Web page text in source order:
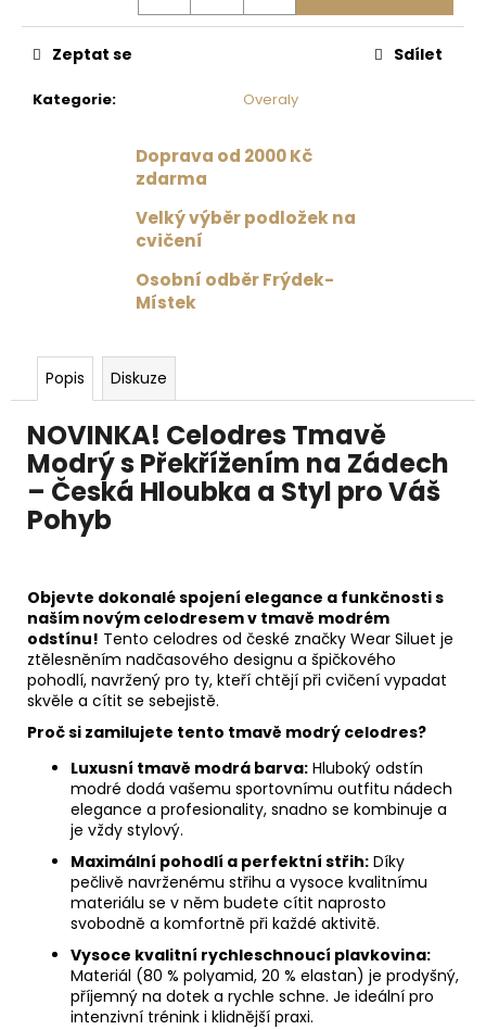
Kategorie: Overaly
Zeptat se Sdílet
Doprava od 2000 Kč
zdarma
Velký výběr podložek na
cvičení
Osobní odběr Frýdek-
Místek
Popis Diskuze
NOVINKA! Celodres Tmavě
Modrý s Překřížením na Zádech
– Česká Hloubka a Styl pro Váš
Pohyb
Objevte dokonalé spojení elegance a funkčnosti s
naším novým celodresem v tmavě modrém
odstínu! Tento celodres od české značky Wear Siluet je
ztělesněním nadčasového designu a špičkového
pohodlí, navržený pro ty, kteří chtějí při cvičení vypadat
skvěle a cítit se sebejistě.
Proč si zamilujete tento tmavě modrý celodres?
Luxusní tmavě modrá barva: Hluboký odstín
modré dodá vašemu sportovnímu outfitu nádech
elegance a profesionality, snadno se kombinuje a
je vždy stylový.
Maximální pohodlí a perfektní střih: Díky
pečlivě navrženému střihu a vysoce kvalitnímu
materiálu se v něm budete cítit naprosto
svobodně a komfortně při každé aktivitě.
Vysoce kvalitní rychleschnoucí plavkovina:
Materiál (80 % polyamid, 20 % elastan) je prodyšný,
příjemný na dotek a rychle schne. Je ideální pro
intenzivní trénink i klidnější praxi.
Kč